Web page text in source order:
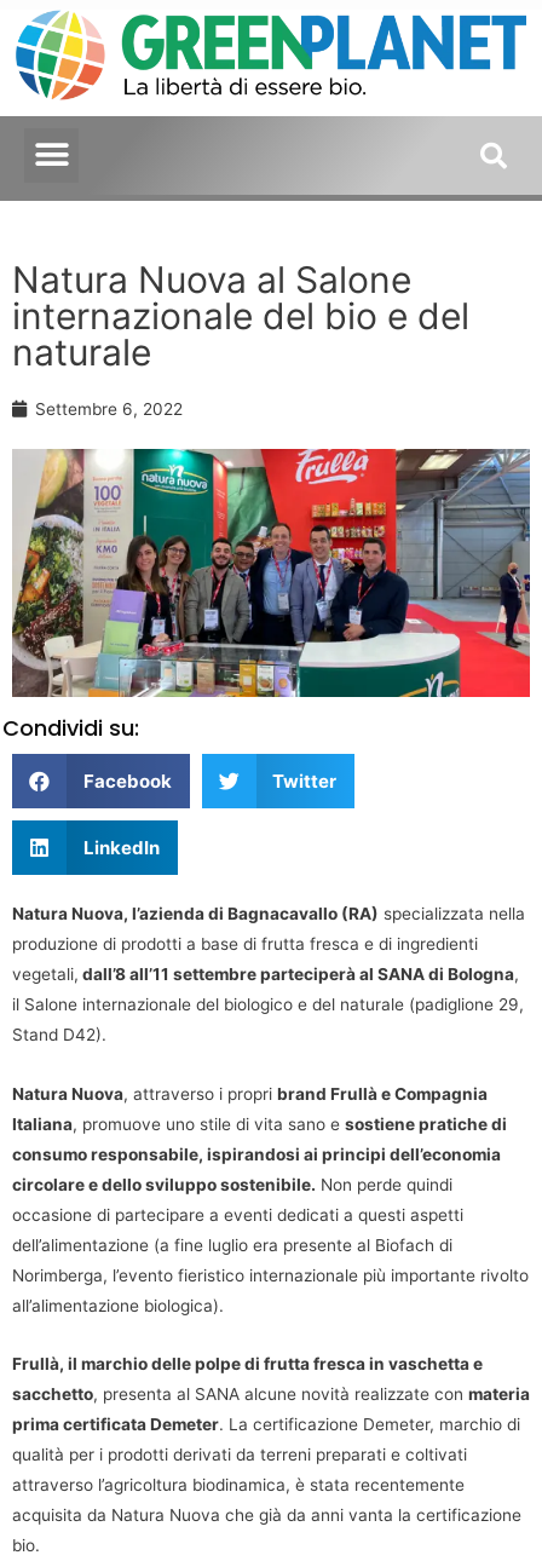
Natura Nuova al Salone
internazionale del bio e del
naturale
Settembre 6, 2022
Condividi su:
Facebook Twitter
LinkedIn
Natura Nuova, l’azienda di Bagnacavallo (RA) specializzata nella
produzione di prodotti a base di frutta fresca e di ingredienti
vegetali, dall’8 all’11 settembre parteciperà al SANA di Bologna,
il Salone internazionale del biologico e del naturale (padiglione 29,
Stand D42).
Natura Nuova, attraverso i propri brand Frullà e Compagnia
Italiana, promuove uno stile di vita sano e sostiene pratiche di
consumo responsabile, ispirandosi ai principi dell’economia
circolare e dello sviluppo sostenibile. Non perde quindi
occasione di partecipare a eventi dedicati a questi aspetti
dell’alimentazione (a fine luglio era presente al Biofach di
Norimberga, l’evento fieristico internazionale più importante rivolto
all’alimentazione biologica).
Frullà, il marchio delle polpe di frutta fresca in vaschetta e
sacchetto, presenta al SANA alcune novità realizzate con materia
prima certificata Demeter. La certificazione Demeter, marchio di
qualità per i prodotti derivati da terreni preparati e coltivati
attraverso l’agricoltura biodinamica, è stata recentemente
acquisita da Natura Nuova che già da anni vanta la certificazione
bio.